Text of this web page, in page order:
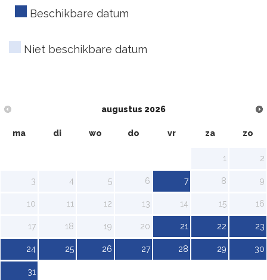
Beschikbare datum
Niet beschikbare datum
augustus 2026
ma di wo do vr za zo
1 2
3 4 5 6 7 8 9
10 11 12 13 14 15 16
17 18 19 20 21 22 23
24 25 26 27 28 29 30
31